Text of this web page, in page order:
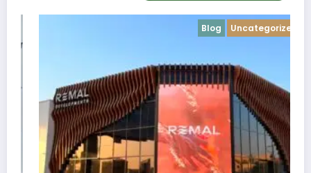
Blog Uncategorized